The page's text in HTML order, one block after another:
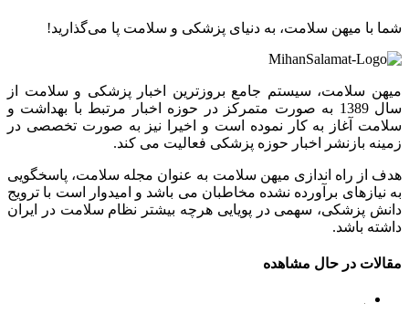
شما با میهن سلامت، به دنیای پزشکی و سلامت پا می‌گذارید!
میهن سلامت، سیستم جامع بروزترین اخبار پزشکی و سلامت از
سال 1389 به صورت متمرکز در حوزه اخبار مرتبط با بهداشت و
سلامت آغاز به کار نموده است و اخیرا نیز به صورت تخصصی در
زمینه بازنشر اخبار حوزه پزشکی فعالیت می کند.
هدف از راه اندازی میهن سلامت به عنوان مجله سلامت، پاسخگویی
به نیازهای برآورده نشده مخاطبان می باشد و امیدوار است با ترویج
دانش پزشکی، سهمی در پویایی هرچه بیشتر نظام سلامت در ایران
داشته باشد.
مقالات در حال مشاهده